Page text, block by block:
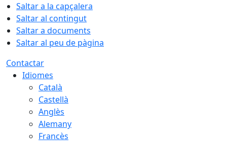
Saltar a la capçalera
Saltar al contingut
Saltar a documents
Saltar al peu de pàgina
Contactar
Idiomes
Català
Castellà
Anglès
Alemany
Francès